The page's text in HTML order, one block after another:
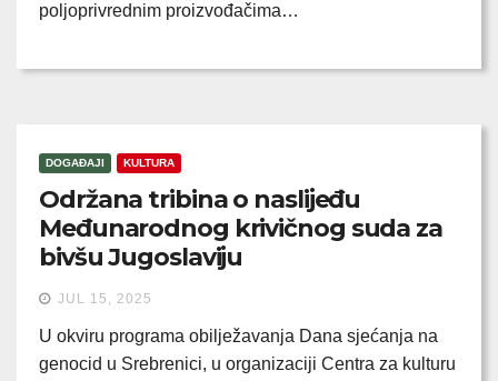
poljoprivrednim proizvođačima…
DOGAĐAJI KULTURA
Održana tribina o naslijeđu
Međunarodnog krivičnog suda za
bivšu Jugoslaviju
JUL 15, 2025
U okviru programa obilježavanja Dana sjećanja na
genocid u Srebrenici, u organizaciji Centra za kulturu